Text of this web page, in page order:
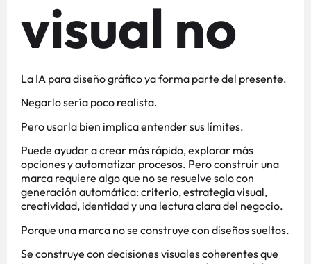
visual no
La IA para diseño gráfico ya forma parte del presente.
Negarlo sería poco realista.
Pero usarla bien implica entender sus límites.
Puede ayudar a crear más rápido, explorar más
opciones y automatizar procesos. Pero construir una
marca requiere algo que no se resuelve solo con
generación automática: criterio, estrategia visual,
creatividad, identidad y una lectura clara del negocio.
Porque una marca no se construye con diseños sueltos.
Se construye con decisiones visuales coherentes que